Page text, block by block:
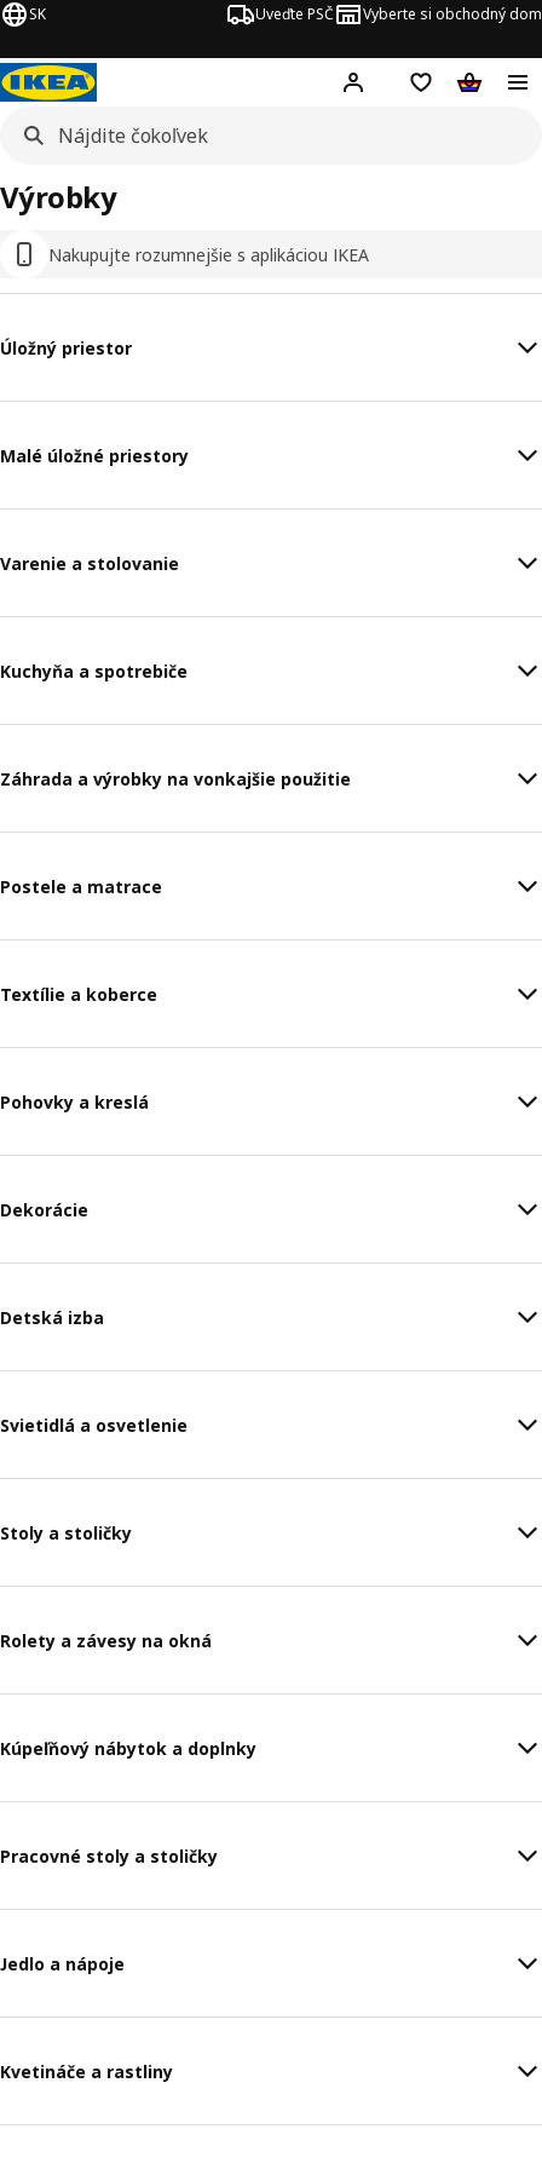
SK Uveďte PSČ Vyberte si obchodný dom
Hej! Prihlásenie
NákupnýNákupný
Nakupujte rozumnejšie s aplikáciou IKEA
Výrobky
Úložný priestor
Malé úložné priestory
Varenie a stolovanie
Kuchyňa a spotrebiče
Záhrada a výrobky na vonkajšie použitie
Postele a matrace
Textílie a koberce
Pohovky a kreslá
Dekorácie
Detská izba
Svietidlá a osvetlenie
Stoly a stoličky
Rolety a závesy na okná
Kúpeľňový nábytok a doplnky
Pracovné stoly a stoličky
Jedlo a nápoje
Kvetináče a rastliny